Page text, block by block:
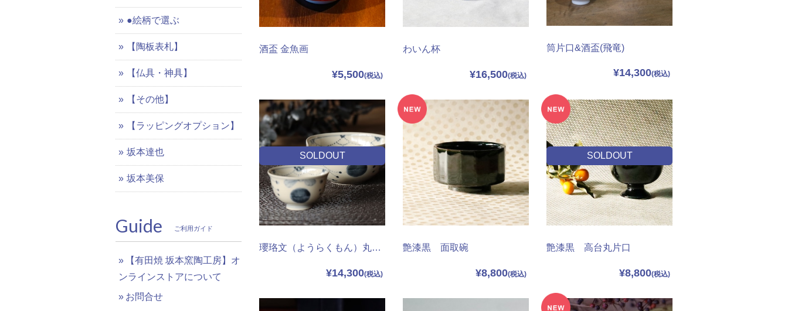
酒盃 金魚画
¥5,500
わいん杯
¥16,500
筒片口&酒盃(飛竜)
¥14,300
SOLDOUT
瓔珞文（ようらくもん）丸片口＆酒杯
¥14,300
艶漆黒 面取碗
¥8,800
SOLDOUT
艶漆黒 高台丸片口
¥8,800
●絵柄で選ぶ
【陶板表札】
【仏具・神具】
【その他】
【ラッピングオプション】
坂本達也
坂本美保
Guide ご利用ガイド
【有田焼 坂本窯陶工房】オ
ンラインストアについて
お問合せ